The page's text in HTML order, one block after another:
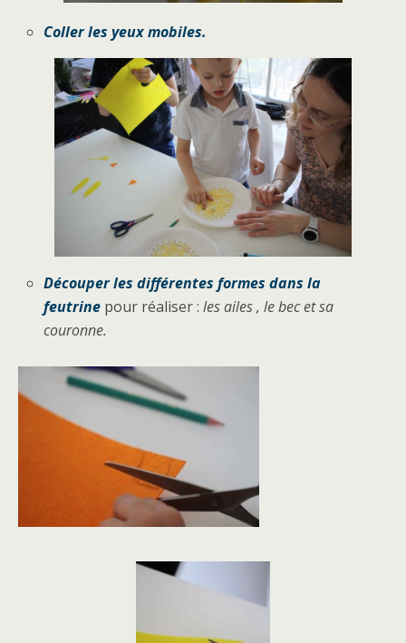
Coller les yeux mobiles.
Découper les différentes formes dans la
feutrine pour réaliser :les ailes , le bec et sa
couronne.